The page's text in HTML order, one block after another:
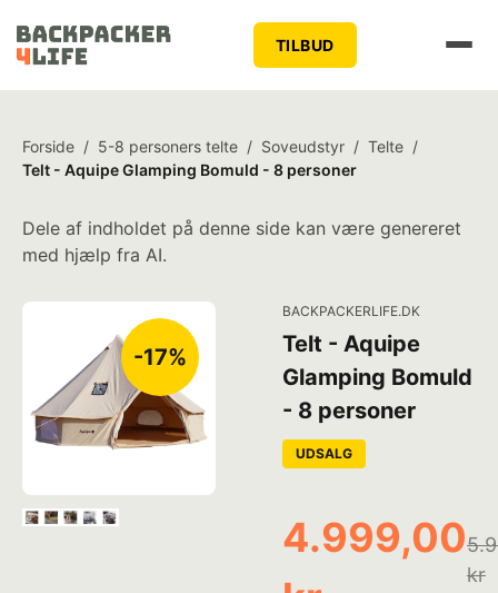
TILBUD
Forside / 5-8 personers telte / Soveudstyr / Telte /
Telt - Aquipe Glamping Bomuld - 8 personer
Dele af indholdet på denne side kan være genereret
med hjælp fra AI.
-17%
BACKPACKERLIFE.DK
Telt - Aquipe
Glamping Bomuld
- 8 personer
UDSALG
4.999,00
kr